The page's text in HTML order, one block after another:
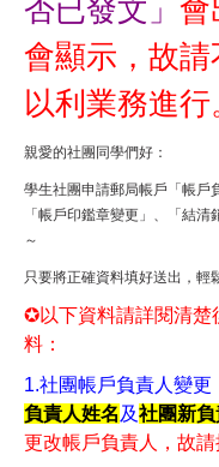
否已發文」 會
會顯示，故請
以利業務進行
親愛的社團同學們好：
學生社團申請郵局帳戶「帳戶
「帳戶印鑑章變更」、「結
～
只要將正確資料填好送出，輕
✪以下資料請詳閱清
料：
1.社團帳戶負責人變更
負責人姓名 及社團新
更改帳戶負責人，故請